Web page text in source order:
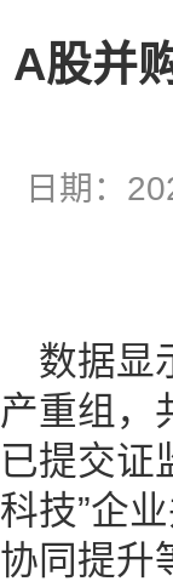
A股并
日期：
数据显
产重组，
已提交证
科技”企
协同提升